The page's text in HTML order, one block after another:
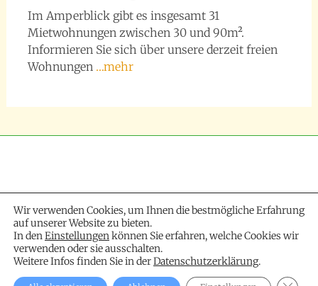
Im Amperblick gibt es insgesamt 31
Mietwohnungen zwischen 30 und 90m².
Informieren Sie sich über unsere derzeit freien
Wohnungen …mehr
Wir verwenden Cookies, um Ihnen die bestmögliche Erfahrung
auf unserer Website zu bieten.
In denEinstellungenkönnen Sie erfahren, welche Cookies wir
verwenden oder sie ausschalten.
Weitere Infos finden Sie in derDatenschutzerklärung.